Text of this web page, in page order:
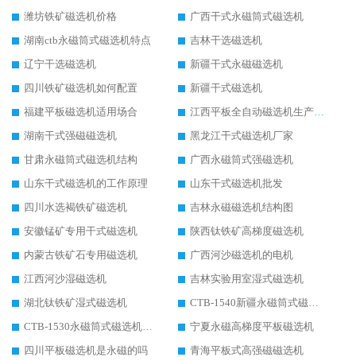
潍坊铁矿磁选机价格
广西干式永磁筒式磁选机
湖南ctb永磁筒式磁选机特点
吉林干选磁选机
辽宁干选磁选机
新疆干式永磁磁选机
四川铁矿磁选机如何配置
新疆干式磁选机
福建平板磁选机适用场合
江西平板全自动磁选机生产厂家
湖南干式强磁磁选机
黑龙江干式磁选机厂家
甘肃永磁筒式磁选机结构
广西永磁筒式强磁选机
山东干式磁选机的工作原理
山东干式磁选机批发
四川水选褐铁矿磁选机
吉林永磁磁选机结构图
安徽锰矿专用干式磁选机
陕西钛铁矿高梯度磁选机
内蒙古铁矿石专用磁选机
广西河沙磁选机的电机
江西河沙湿磁选机
吉林实验用室湿式磁选机
湖北钛铁矿湿式磁选机
CTB-1540新疆永磁筒式磁选机
CTB-1530永磁筒式磁选机代理商
宁夏永磁高梯度平板磁选机
四川平板磁选机是永磁的吗
青海平板式高强磁磁选机